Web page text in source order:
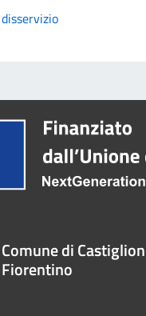
Comune di Castiglion
Fiorentino